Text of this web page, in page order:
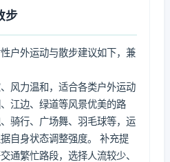
步
户外运动与散步建议如下，兼
风力温和，适合各类户外运动
江边、绿道等风景优美的路
骑行、广场舞、羽毛球等，运
自身状态调整强度。 补充提
通繁忙路段，选择人流较少、